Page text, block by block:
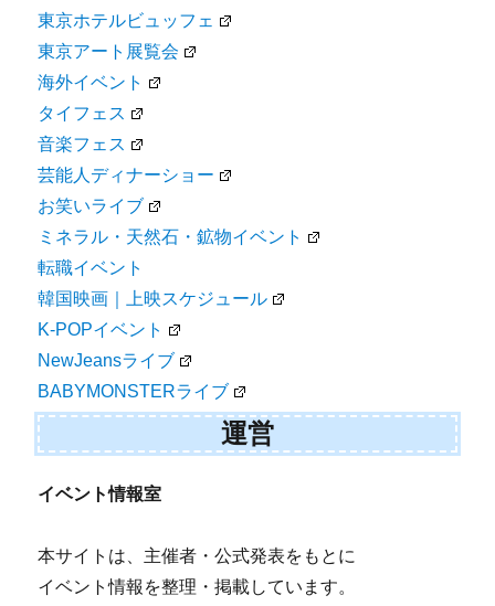
東京ホテルビュッフェ
東京アート展覧会
海外イベント
タイフェス
音楽フェス
芸能人ディナーショー
お笑いライブ
ミネラル・天然石・鉱物イベント
転職イベント
韓国映画｜上映スケジュール
K-POPイベント
NewJeansライブ
BABYMONSTERライブ
運営
イベント情報室
本サイトは、主催者・公式発表をもとに
イベント情報を整理・掲載しています。